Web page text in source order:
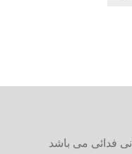
فدائی می باشد